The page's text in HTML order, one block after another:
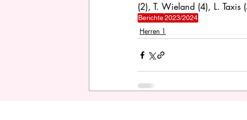
(2), T. Wieland (4), L. Taxis
Berichte2023/2024
Herren 1